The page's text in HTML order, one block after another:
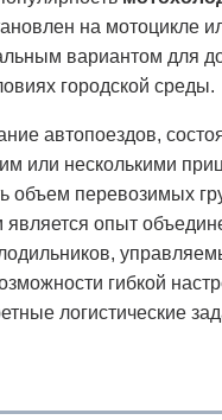
на мотоцикле
вариантом для
городской среды.
автопоездов,
или несколькими
объем перевозимых
опыт
гибкой
логистические